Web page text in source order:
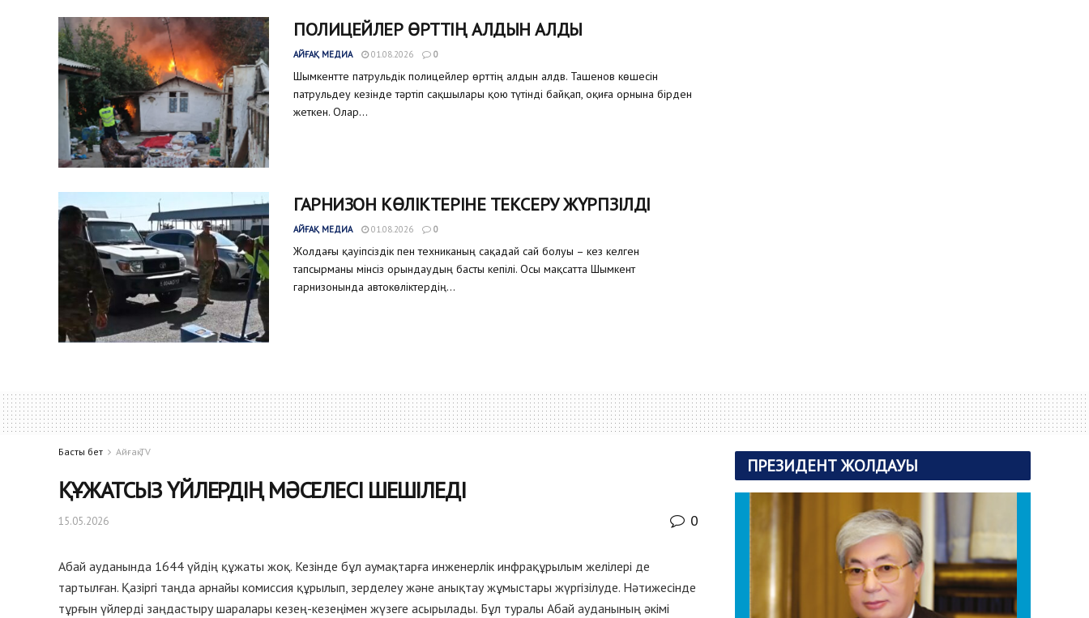
ПОЛИЦЕЙЛЕР ӨРТТІҢ АЛДЫН АЛДЫ
АЙҒАҚ МЕДИА 01.08.2026 0
Шымкентте патрульдік полицейлер өрттің алдын алдв. Ташенов көшесін
патрульдеу кезінде тәртіп сақшылары қою түтінді байқап, оқиға орнына бірден
жеткен. Олар...
ГАРНИЗОН КӨЛІКТЕРІНЕ ТЕКСЕРУ ЖҮРГІЗІЛДІ
АЙҒАҚ МЕДИА 01.08.2026 0
Жолдағы қауіпсіздік пен техниканың сақадай сай болуы – кез келген
тапсырманы мінсіз орындаудың басты кепілі. Осы мақсатта Шымкент
гарнизонында автокөліктердің...
Басты бет Айғақ TV
ҚҰЖАТСЫЗ ҮЙЛЕРДІҢ МӘСЕЛЕСІ ШЕШІЛЕДІ
15.05.2026 0
Абай ауданында 1644 үйдің құжаты жоқ. Кезінде бұл аумақтарға инженерлік инфрақұрылым желілері де
тартылған. Қазіргі таңда арнайы комиссия құрылып, зерделеу және анықтау жұмыстары жүргізілуде. Нәтижесінде
тұрғын үйлерді заңдастыру шаралары кезең-кезеңімен жүзеге асырылады. Бұл туралы Абай ауданының әкімі
ПРЕЗИДЕНТ ЖОЛДАУЫ